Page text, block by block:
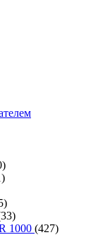
1000 (427)